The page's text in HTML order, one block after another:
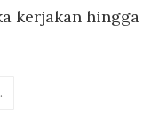
kerjakan